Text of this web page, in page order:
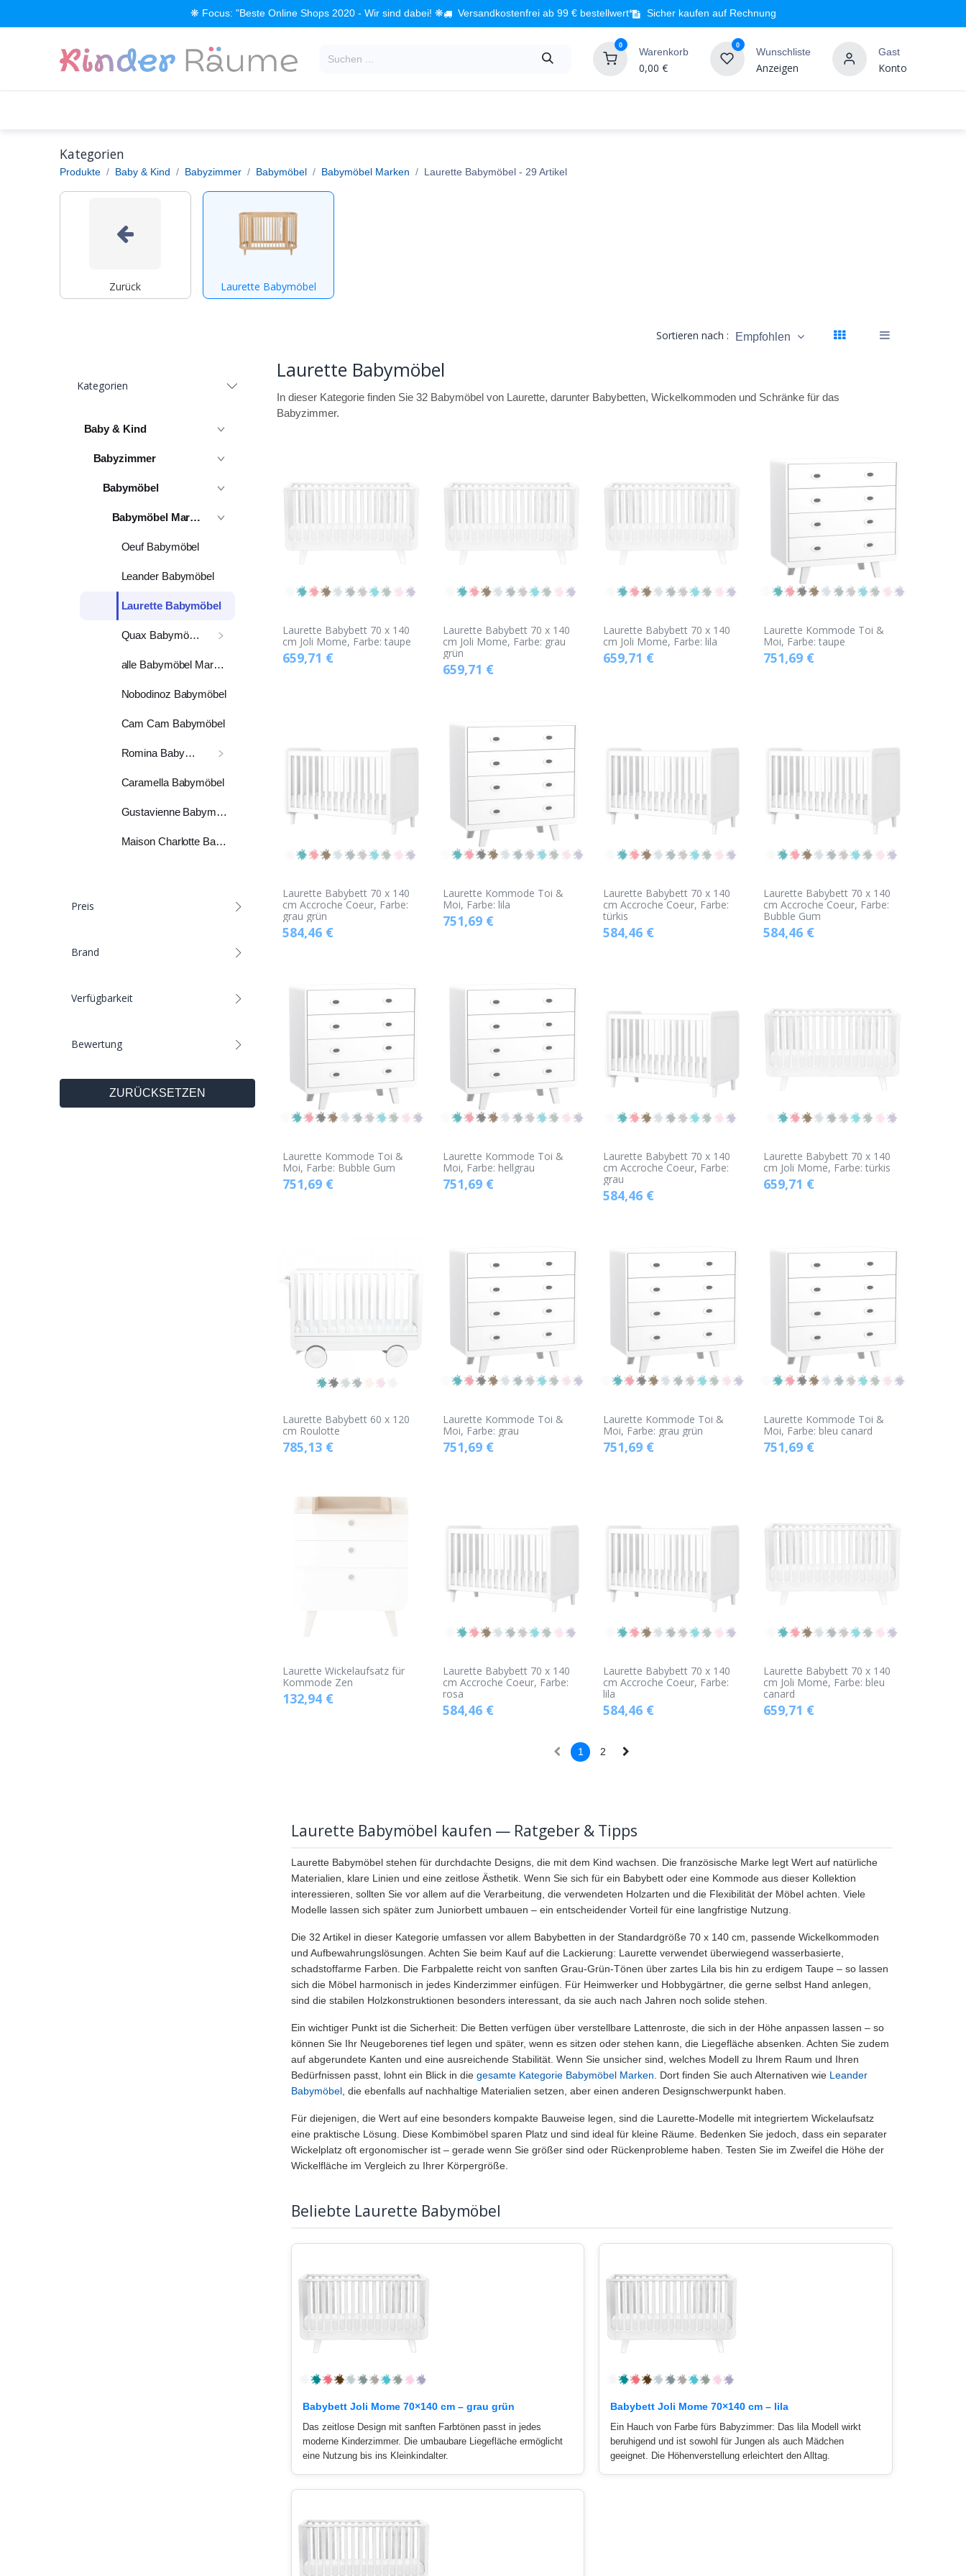
❋ Focus: "Beste Online Shops 2020 - Wir sind dabei! ❋ Versandkostenfrei ab 99 € bestellwert* Sicher kaufen auf Rechnung
0
Warenkorb
0,00 €
0
Wunschliste
Anzeigen
Gast
Konto
Kategorien
Produkte Baby & Kind Babyzimmer Babymöbel Babymöbel Marken Laurette Babymöbel- 29 Artikel
Zurück Laurette Babymöbel
Sortieren nach : Empfohlen
Kategorien
Baby & Kind
Babyzimmer
Babymöbel
Babymöbel Marken
Oeuf Babymöbel
Leander Babymöbel
Laurette Babymöbel
Quax Babymöbel
alle Babymöbel Marken
Nobodinoz Babymöbel
Cam Cam Babymöbel
Romina Babymöbel
Caramella Babymöbel
Gustavienne Babymöbel
Maison Charlotte Babymöbel
Preis
Brand
Verfügbarkeit
Bewertung
ZURÜCKSETZEN
Laurette Babymöbel
In dieser Kategorie finden Sie 32 Babymöbel von Laurette, darunter Babybetten, Wickelkommoden und Schränke für das
Babyzimmer.
Laurette Babybett 70 x 140
cm Joli Mome, Farbe: taupe
659,71 €
Laurette Babybett 70 x 140
cm Joli Mome, Farbe: grau
grün
659,71 €
Laurette Babybett 70 x 140
cm Joli Mome, Farbe: lila
659,71 €
Laurette Kommode Toi &
Moi, Farbe: taupe
751,69 €
Laurette Babybett 70 x 140
cm Accroche Coeur, Farbe:
grau grün
584,46€
Laurette Kommode Toi &
Moi, Farbe: lila
751,69€
Laurette Babybett 70 x 140
cm Accroche Coeur, Farbe:
türkis
584,46 €
Laurette Babybett 70 x 140
cm Accroche Coeur, Farbe:
Bubble Gum
584,46 €
Laurette Kommode Toi &
Moi, Farbe: Bubble Gum
751,69€
Laurette Kommode Toi &
Moi, Farbe: hellgrau
751,69€
Laurette Babybett 70 x 140
cm Accroche Coeur, Farbe:
grau
584,46 €
Laurette Babybett 70 x 140
cm Joli Mome, Farbe: türkis
659,71 €
Laurette Babybett 60 x 120
cm Roulotte
785,13€
Laurette Kommode Toi &
Moi, Farbe: grau
751,69€
Laurette Kommode Toi &
Moi, Farbe: grau grün
751,69 €
Laurette Kommode Toi &
Moi, Farbe: bleu canard
751,69 €
Laurette Wickelaufsatz für
Kommode Zen
132,94€
Laurette Babybett 70 x 140
cm Accroche Coeur, Farbe:
rosa
584,46€
Laurette Babybett 70 x 140
cm Accroche Coeur, Farbe:
lila
584,46 €
Laurette Babybett 70 x 140
cm Joli Mome, Farbe: bleu
canard
659,71 €
1 2
Laurette Babymöbel kaufen — Ratgeber & Tipps
Laurette Babymöbel stehen für durchdachte Designs, die mit dem Kind wachsen. Die französische Marke legt Wert auf natürliche
Materialien, klare Linien und eine zeitlose Ästhetik. Wenn Sie sich für ein Babybett oder eine Kommode aus dieser Kollektion
interessieren, sollten Sie vor allem auf die Verarbeitung, die verwendeten Holzarten und die Flexibilität der Möbel achten. Viele
Modelle lassen sich später zum Juniorbett umbauen – ein entscheidender Vorteil für eine langfristige Nutzung.
Die 32 Artikel in dieser Kategorie umfassen vor allem Babybetten in der Standardgröße 70 x 140 cm, passende Wickelkommoden
und Aufbewahrungslösungen. Achten Sie beim Kauf auf die Lackierung: Laurette verwendet überwiegend wasserbasierte,
schadstoffarme Farben. Die Farbpalette reicht von sanften Grau-Grün-Tönen über zartes Lila bis hin zu erdigem Taupe – so lassen
sich die Möbel harmonisch in jedes Kinderzimmer einfügen. Für Heimwerker und Hobbygärtner, die gerne selbst Hand anlegen,
sind die stabilen Holzkonstruktionen besonders interessant, da sie auch nach Jahren noch solide stehen.
Ein wichtiger Punkt ist die Sicherheit: Die Betten verfügen über verstellbare Lattenroste, die sich in der Höhe anpassen lassen – so
können Sie Ihr Neugeborenes tief legen und später, wenn es sitzen oder stehen kann, die Liegefläche absenken. Achten Sie zudem
auf abgerundete Kanten und eine ausreichende Stabilität. Wenn Sie unsicher sind, welches Modell zu Ihrem Raum und Ihren
Bedürfnissen passt, lohnt ein Blick in die gesamte Kategorie Babymöbel Marken. Dort finden Sie auch Alternativen wie Leander
Babymöbel, die ebenfalls auf nachhaltige Materialien setzen, aber einen anderen Designschwerpunkt haben.
Für diejenigen, die Wert auf eine besonders kompakte Bauweise legen, sind die Laurette-Modelle mit integriertem Wickelaufsatz
eine praktische Lösung. Diese Kombimöbel sparen Platz und sind ideal für kleine Räume. Bedenken Sie jedoch, dass ein separater
Wickelplatz oft ergonomischer ist – gerade wenn Sie größer sind oder Rückenprobleme haben. Testen Sie im Zweifel die Höhe der
Wickelfläche im Vergleich zu Ihrer Körpergröße.
Beliebte Laurette Babymöbel
Babybett Joli Mome 70×140 cm – grau grün
Das zeitlose Design mit sanften Farbtönen passt in jedes
moderne Kinderzimmer. Die umbaubare Liegefläche ermöglicht
eine Nutzung bis ins Kleinkindalter.
Babybett Joli Mome 70×140 cm – lila
Ein Hauch von Farbe fürs Babyzimmer: Das lila Modell wirkt
beruhigend und ist sowohl für Jungen als auch Mädchen
geeignet. Die Höhenverstellung erleichtert den Alltag.